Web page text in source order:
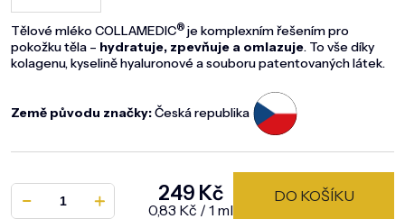
Tělové mléko COLLAMEDIC® je komplexním řešením pro
pokožku těla – hydratuje, zpevňuje a omlazuje. To vše díky
kolagenu, kyselině hyaluronové a souboru patentovaných látek.
Země původu značky:Česká republika
249 Kč
Měrná cena:
0,83 Kč / 1 ml
DO KOŠÍKU